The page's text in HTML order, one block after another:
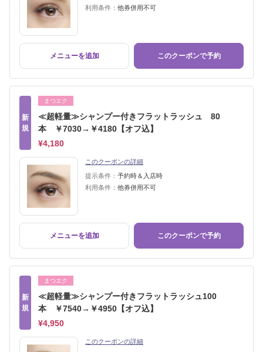
利用条件： 他券併用不可
メニューを追加 このクーポンで予約
新
規
まつエク
≪超軽量≫シャンプー付きフラットラッシュ 80
本 ￥7030→￥4180【オフ込】
¥4,180
このクーポンの詳細
提示条件： 予約時＆入店時
利用条件： 他券併用不可
メニューを追加 このクーポンで予約
新
規
まつエク
≪超軽量≫シャンプー付きフラットラッシュ100
本 ￥7540→￥4950【オフ込】
¥4,950
このクーポンの詳細